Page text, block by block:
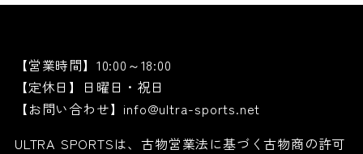
【営業時間】10:00～18:00
【定休日】日曜日・祝日
【お問い合わせ】info@ultra-sports.net
ULTRA SPORTSは、古物営業法に基づく古物商の許可